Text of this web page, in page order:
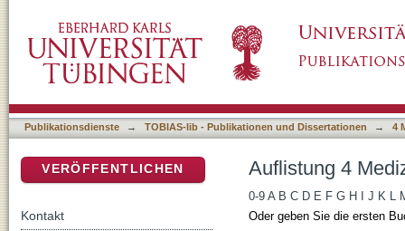
Publikationsdienste → TOBIAS-lib - Publikationen und Dissertationen → 4
Auflistung 4
0-9 A B C D E F G H J K L
Oder geben Sie die ersten
VERÖFFENTLICHEN
Kontakt